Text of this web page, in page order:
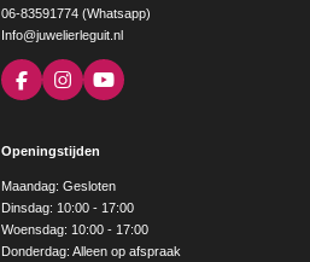
06-83591774 (Whatsapp)
Info@juwelierleguit.nl
F
a
b
o
k
I
n
a
g
r
a
m
Y
o
e
Openingstijden
Maandag: Gesloten
Dinsdag: 10:00 - 17:00
Woensdag: 10:00 - 17:00
Donderdag: Alleen op afspraak